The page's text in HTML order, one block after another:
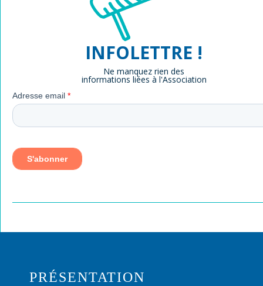
INFOLETTRE !
Ne manquez rien des
informations liées à l'Association
PRÉSENTATION